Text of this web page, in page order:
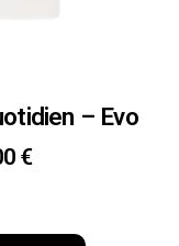
– Evo
€